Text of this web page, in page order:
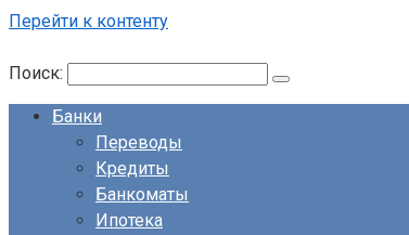
Перейти к контенту
Поиск:
Банки
Переводы
Кредиты
Банкоматы
Ипотека